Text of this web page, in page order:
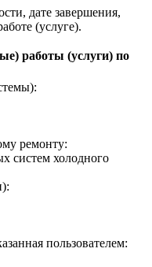
дате завершения,
(услуге).
работы (услуги) по
ремонту:
систем холодного
пользователем: